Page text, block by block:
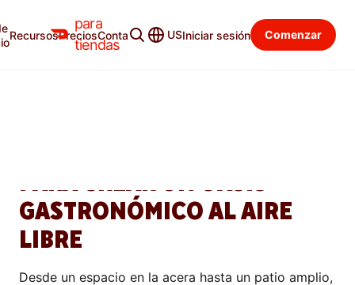
para
tiendas
RecursosPreciosContacto USIniciar sesión Comenzar
Blog para tiendas Categorías
PARA CREAR UN OASIS
GASTRONÓMICO AL AIRE
LIBRE
Desde un espacio en la acera hasta un patio amplio,